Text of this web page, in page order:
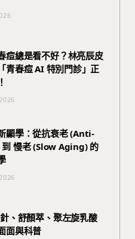
痘總是看不好？林亮辰皮
青春痘 AI 特別門診」正
顯學：從抗衰老 (Anti-
慢老 (Slow Aging) 的
、舒顏萃、聚左旋乳酸
面與科普